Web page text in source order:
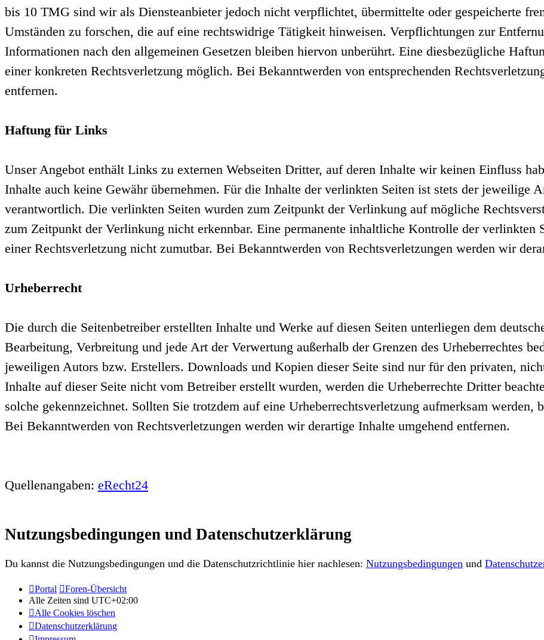
bis 10 TMG sind wir als Diensteanbieter jedoch nicht verpflichtet, übermittelte oder gespeicherte
Umständen zu forschen, die auf eine rechtswidrige Tätigkeit hinweisen. Verpflichtungen zur
Informationen nach den allgemeinen Gesetzen bleiben hiervon unberührt. Eine diesbezügliche
einer konkreten Rechtsverletzung möglich. Bei Bekanntwerden von entsprechenden
entfernen.
Haftung für Links
Unser Angebot enthält Links zu externen Webseiten Dritter, auf deren Inhalte wir keinen Einfluss
Inhalte auch keine Gewähr übernehmen. Für die Inhalte der verlinkten Seiten ist stets der jeweilige
verantwortlich. Die verlinkten Seiten wurden zum Zeitpunkt der Verlinkung auf mögliche
zum Zeitpunkt der Verlinkung nicht erkennbar. Eine permanente inhaltliche Kontrolle der verlinkten
einer Rechtsverletzung nicht zumutbar. Bei Bekanntwerden von Rechtsverletzungen werden wir
Urheberrecht
Die durch die Seitenbetreiber erstellten Inhalte und Werke auf diesen Seiten unterliegen dem
Bearbeitung, Verbreitung und jede Art der Verwertung außerhalb der Grenzen des Urheberrechtes
jeweiligen Autors bzw. Erstellers. Downloads und Kopien dieser Seite sind nur für den privaten,
Inhalte auf dieser Seite nicht vom Betreiber erstellt wurden, werden die Urheberrechte Dritter
solche gekennzeichnet. Sollten Sie trotzdem auf eine Urheberrechtsverletzung aufmerksam
Bei Bekanntwerden von Rechtsverletzungen werden wir derartige Inhalte umgehend entfernen.
Quellenangaben: eRecht24
Nutzungsbedingungen und Datenschutzerklärung
Du kannst die Nutzungsbedingungen und die Datenschutzrichtlinie hier nachlesen: Nutzungsbedingungen und
Portal
Foren-Übersicht
Alle Zeiten sind UTC+02:00
Alle Cookies löschen
Datenschutzerklärung